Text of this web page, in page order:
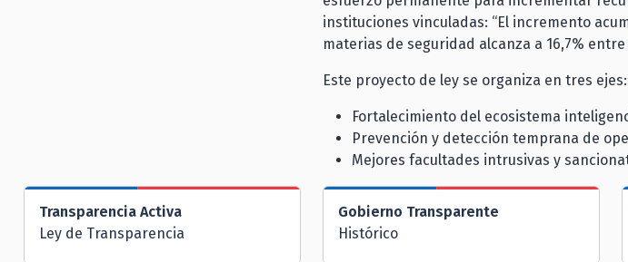
instituciones vinculadas: “El incremento
materias de seguridad alcanza a 16,7% entre
Este proyecto de ley se organiza en tres ejes:
Fortalecimiento del ecosistema
Prevención y detección temprana de
Mejores facultades intrusivas y
Transparencia Activa
Ley de Transparencia
Gobierno Transparente
Histórico